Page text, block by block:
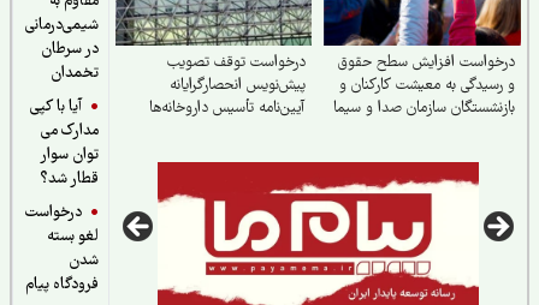
شیمی‌درمانی
در سرطان
تخمدان
آیا با کپی
مدارک می
توان سوار
قطار شد؟
درخواست
لغو بسته
فرودگاه پیام
افزایش سطح حقوق
به معیشت کارکنان و
سازمان صدا و سیما
درخواست توقف تصویب
پیش‌نویس انحصارگرایانه
آیین‌نامه تأسیس داروخانه‌ها